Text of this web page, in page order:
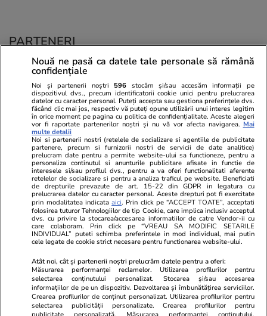
PARTENERI
Viva.ro
Ce s-a aflat despre prima soție a lui Claudiu
Manda i-a suprins pe toți! Dar mai ales gestul
făcut de Olguța pentru mama copilului
soțului e chiar cir...
Unica.ro
Nu și ei! S-au
căsnicie! Cei doi
secret. Nimeni
motiv al
© 2026 Ringier Romania. Toate drepturile rezervate
Nouă ne pasă ca datele tale personale să rămână
confidențiale
Noi și partenerii noștri 596 stocăm și/sau accesăm informații pe
dispozitivul dvs., precum identificatorii cookie unici pentru prelucrarea
datelor cu caracter personal. Puteți accepta sau gestiona preferințele dvs.
făcând clic mai jos, respectiv vă puteți opune utilizării unui interes legitim
în orice moment pe pagina cu politica de confidențialitate. Aceste alegeri
vor fi raportate partenerilor noștri și nu vă vor afecta navigarea. Mai
multe detalii
Noi si partenerii nostri (retelele de socializare si agentiile de publicitate
partenere, precum si furnizorii nostri de servicii de date analitice)
prelucram date pentru a permite website-ului sa functioneze, pentru a
personaliza continutul si anunturile publicitare afisate in functie de
interesele si/sau profilul dvs., pentru a va oferi functionalitati aferente
retelelor de socializare si pentru a analiza traficul pe website. Beneficiati
de drepturile prevazute de art. 15-22 din GDPR in legatura cu
prelucrarea datelor cu caracter personal. Aceste drepturi pot fi exercitate
prin modalitatea indicataaici. Prin click pe “ACCEPT TOATE”, acceptati
folosirea tuturor Tehnologiilor de tip Cookie, care implica inclusiv acceptul
dvs. cu privire la stocarea/accesarea informatiilor de catre Vendor-ii cu
care colaboram. Prin click pe “VREAU SA MODIFIC SETARILE
INDIVIDUAL” puteti schimba preferintele in mod individual, mai putin
cele legate de cookie strict necesare pentru functionarea website-ului.
Atât noi, cât și partenerii noștri prelucrăm datele pentru a oferi:
Măsurarea performanței reclamelor. Utilizarea profilurilor pentru
selectarea conținutului personalizat. Stocarea și/sau accesarea
informațiilor de pe un dispozitiv. Dezvoltarea și îmbunătățirea serviciilor.
Crearea profilurilor de conținut personalizat. Utilizarea profilurilor pentru
selectarea publicității personalizate. Crearea profilurilor pentru